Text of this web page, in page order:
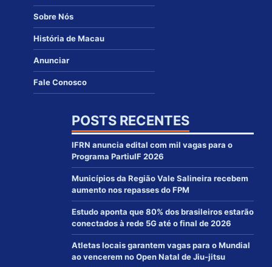
Sobre Nós
História de Macau
Anunciar
Fale Conosco
POSTS RECENTES
IFRN anuncia edital com mil vagas para o
Programa PartiuIF 2026
Municípios da Região Vale Salineira recebem
aumento nos repasses do FPM
Estudo aponta que 80% dos brasileiros estarão
conectados à rede 5G até o final de 2026
Atletas locais garantem vagas para o Mundial
ao vencerem no Open Natal de Jiu-jitsu